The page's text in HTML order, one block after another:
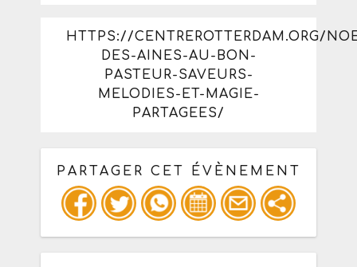
HTTPS://CENTREROTTERDAM.ORG/
DES-AINES-AU-BON-
PASTEUR-SAVEURS-
MELODIES-ET-MAGIE-
PARTAGEES/
PARTAGER CET ÉVÈNEMENT
Copiez les infos ci-dessous pour un
: mail / forum / réseau social